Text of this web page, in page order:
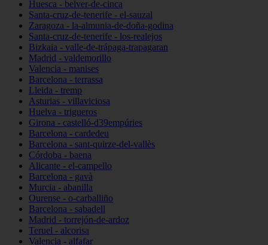
Huesca - belver-de-cinca
Santa-cruz-de-tenerife - el-sauzal
Zaragoza - la-almunia-de-doña-godina
Santa-cruz-de-tenerife - los-realejos
Bizkaia - valle-de-trápaga-trapagaran
Madrid - valdemorillo
Valencia - manises
Barcelona - terrassa
Lleida - tremp
Asturias - villaviciosa
Huelva - trigueros
Girona - castelló-d39empúries
Barcelona - cardedeu
Barcelona - sant-quirze-del-vallès
Córdoba - baena
Alicante - el-campello
Barcelona - gavà
Murcia - abanilla
Ourense - o-carballiño
Barcelona - sabadell
Madrid - torrejón-de-ardoz
Teruel - alcorisa
Valencia - alfafar